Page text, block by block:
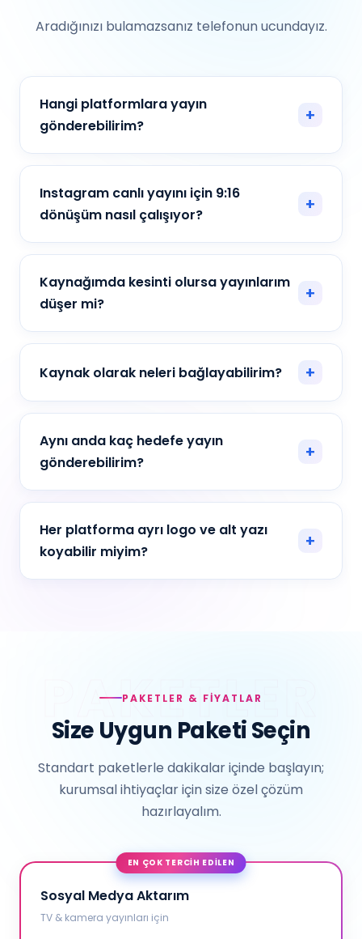
Aradığınızı bulamazsanız telefonun ucundayız.
Hangi platformlara yayın
gönderebilirim?
Instagram canlı yayını için 9:16
dönüşüm nasıl çalışıyor?
Kaynağımda kesinti olursa yayınlarım
düşer mi?
Kaynak olarak neleri bağlayabilirim?
Aynı anda kaç hedefe yayın
gönderebilirim?
Her platforma ayrı logo ve alt yazı
koyabilir miyim?
PAKETLER & FIYATLAR
Size Uygun Paketi Seçin
Standart paketlerle dakikalar içinde başlayın;
kurumsal ihtiyaçlar için size özel çözüm
hazırlayalım.
EN ÇOK TERCİH EDİLEN
Sosyal Medya Aktarım
TV & kamera yayınları için